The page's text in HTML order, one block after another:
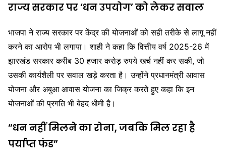
राज्य सरकार पर ‘धन उपयोग’ को लेकर सवाल
भाजपा ने राज्य सरकार पर केंद्र की योजनाओं को सही तरीके से लागू नहीं
करने का आरोप भी लगाया। शाही ने कहा कि वित्तीय वर्ष 2025-26 में
झारखंड सरकार करीब 30 हजार करोड़ रुपये खर्च नहीं कर सकी, जो
उसकी कार्यशैली पर सवाल खड़े करता है। उन्होंने प्रधानमंत्री आवास
योजना और अबुआ आवास योजना का जिक्र करते हुए कहा कि इन
योजनाओं की प्रगति भी बेहद धीमी है।
“धन नहीं मिलने का रोना, जबकि मिल रहा है
पर्याप्त फंड”